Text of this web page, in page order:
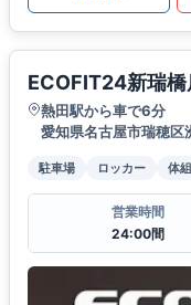
ECOFIT24新瑞橋
熱田駅から車で6分
愛知県名古屋市瑞穂区
駐車場 ロッカー 体
営業時間
24:00間